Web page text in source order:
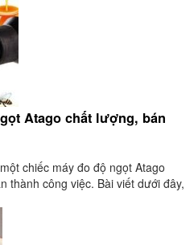
Atago chất lượng, bán
chiếc máy đo độ ngọt Atago
thành công việc. Bài viết dưới đây,